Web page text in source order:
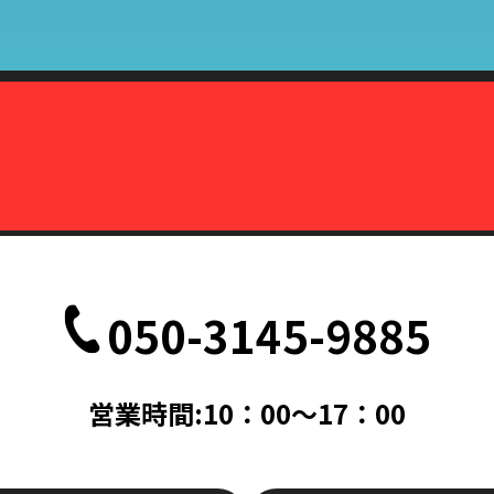
削除、または利用停止を求められたときは、当社の定める方法で本
載されている面の写しを含むこと。（国際運転免許証は除く）
金請求書は、発行日より3ヵ月以内で、現住所が記載されているもの
050-3145-9885
営業時間:10：00～17：00